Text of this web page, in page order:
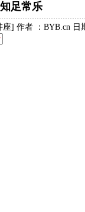
足常乐
座] 作者 ：BYB.cn 日